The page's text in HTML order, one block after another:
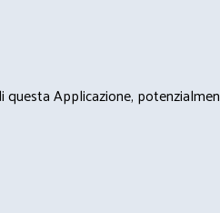
Applicazione,